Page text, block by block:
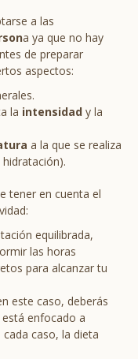
a las
a ya que no hay
de preparar
aspectos:
la intensidad y la
a la que se realiza
tener en cuenta el
equilibrada,
las horas
para alcanzar tu
este caso, deberás
enfocado a
caso, la dieta